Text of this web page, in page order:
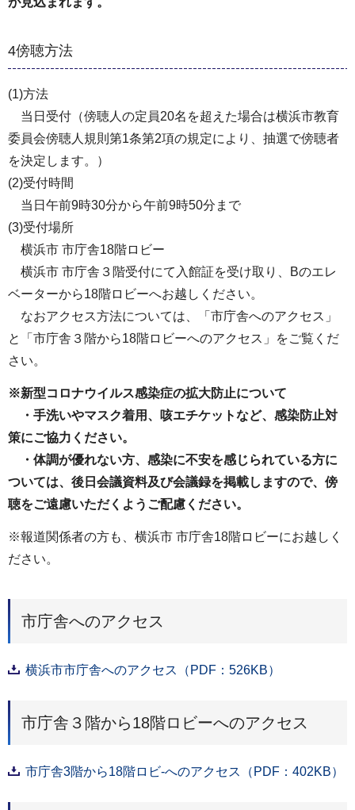
4傍聴方法
(1)方法
当日受付（傍聴人の定員20名を超えた場合は横浜市教育
委員会傍聴人規則第1条第2項の規定により、抽選で傍聴者
を決定します。）
(2)受付時間
当日午前9時30分から午前9時50分まで
(3)受付場所
横浜市 市庁舎18階ロビー
横浜市 市庁舎３階受付にて入館証を受け取り、Bのエレ
ベーターから18階ロビーへお越しください。
なおアクセス方法については、「市庁舎へのアクセス」
と「市庁舎３階から18階ロビーへのアクセス」をご覧くだ
さい。
※新型コロナウイルス感染症の拡大防止について
・手洗いやマスク着用、咳エチケットなど、感染防止対
策にご協力ください。
・体調が優れない方、感染に不安を感じられている方に
ついては、後日会議資料及び会議録を掲載しますので、傍
聴をご遠慮いただくようご配慮ください。
※報道関係者の方も、横浜市 市庁舎18階ロビーにお越しく
ださい。
市庁舎へのアクセス
横浜市市庁舎へのアクセス（PDF：526KB）
市庁舎３階から18階ロビーへのアクセス
市庁舎3階から18階ロビ-へのアクセス（PDF：402KB）